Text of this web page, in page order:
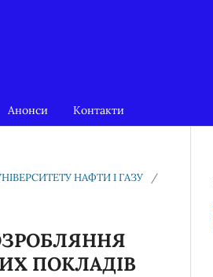
Анонси Контакти
НАФТИ І ГАЗУ
/
ПОКЛАДІВ